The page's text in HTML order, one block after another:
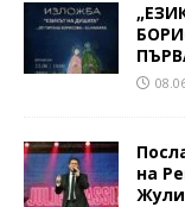
на